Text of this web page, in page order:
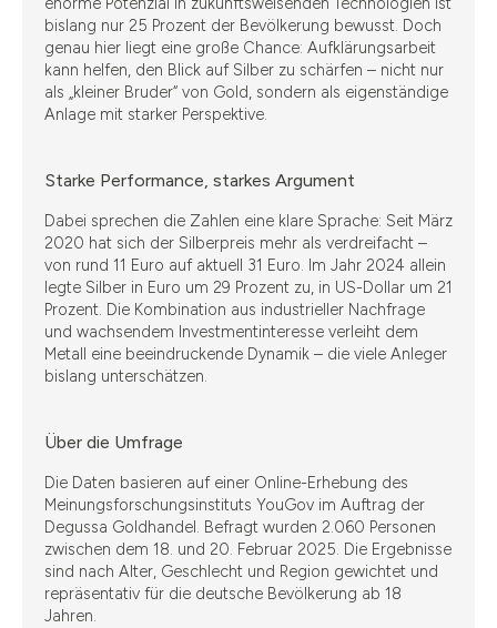
bislang nur 25 Prozent der Bevölkerung bewusst. Doch
genau hier liegt eine große Chance: Aufklärungsarbeit
kann helfen, den Blick auf Silber zu schärfen – nicht nur
als „kleiner Bruder“ von Gold, sondern als eigenständige
Anlage mit starker Perspektive.
Starke Performance, starkes Argument
Dabei sprechen die Zahlen eine klare Sprache: Seit März
2020 hat sich der Silberpreis mehr als verdreifacht –
von rund 11 Euro auf aktuell 31 Euro. Im Jahr 2024 allein
legte Silber in Euro um 29 Prozent zu, in US-Dollar um 21
Prozent. Die Kombination aus industrieller Nachfrage
und wachsendem Investmentinteresse verleiht dem
Metall eine beeindruckende Dynamik – die viele Anleger
bislang unterschätzen.
Über die Umfrage
Die Daten basieren auf einer Online-Erhebung des
Meinungsforschungsinstituts YouGov im Auftrag der
Degussa Goldhandel. Befragt wurden 2.060 Personen
zwischen dem 18. und 20. Februar 2025. Die Ergebnisse
sind nach Alter, Geschlecht und Region gewichtet und
repräsentativ für die deutsche Bevölkerung ab 18
Jahren.